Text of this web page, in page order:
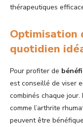
thérapeutiques
Optimisation
quotidien
Pour profiter de
est conseillé de viser
combinés chaque jour.
comme l’arthrite
peuvent être